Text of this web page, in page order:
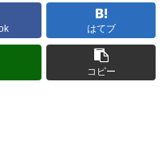
はてブ
コピー